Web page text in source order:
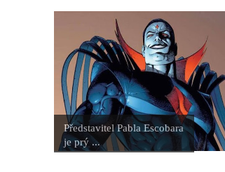
Představitel Pabla Escobara
je prý ...